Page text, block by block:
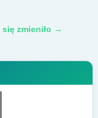
zmieniło →